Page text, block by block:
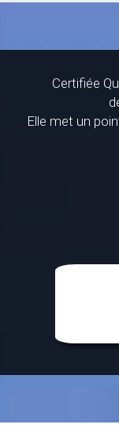
Certifiée
Elle met un